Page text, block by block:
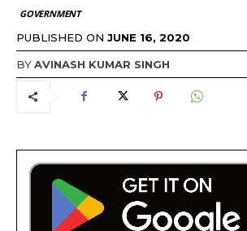
GOVERNMENT
PUBLISHED ON JUNE 16, 2020
BYAVINASH KUMAR SINGH